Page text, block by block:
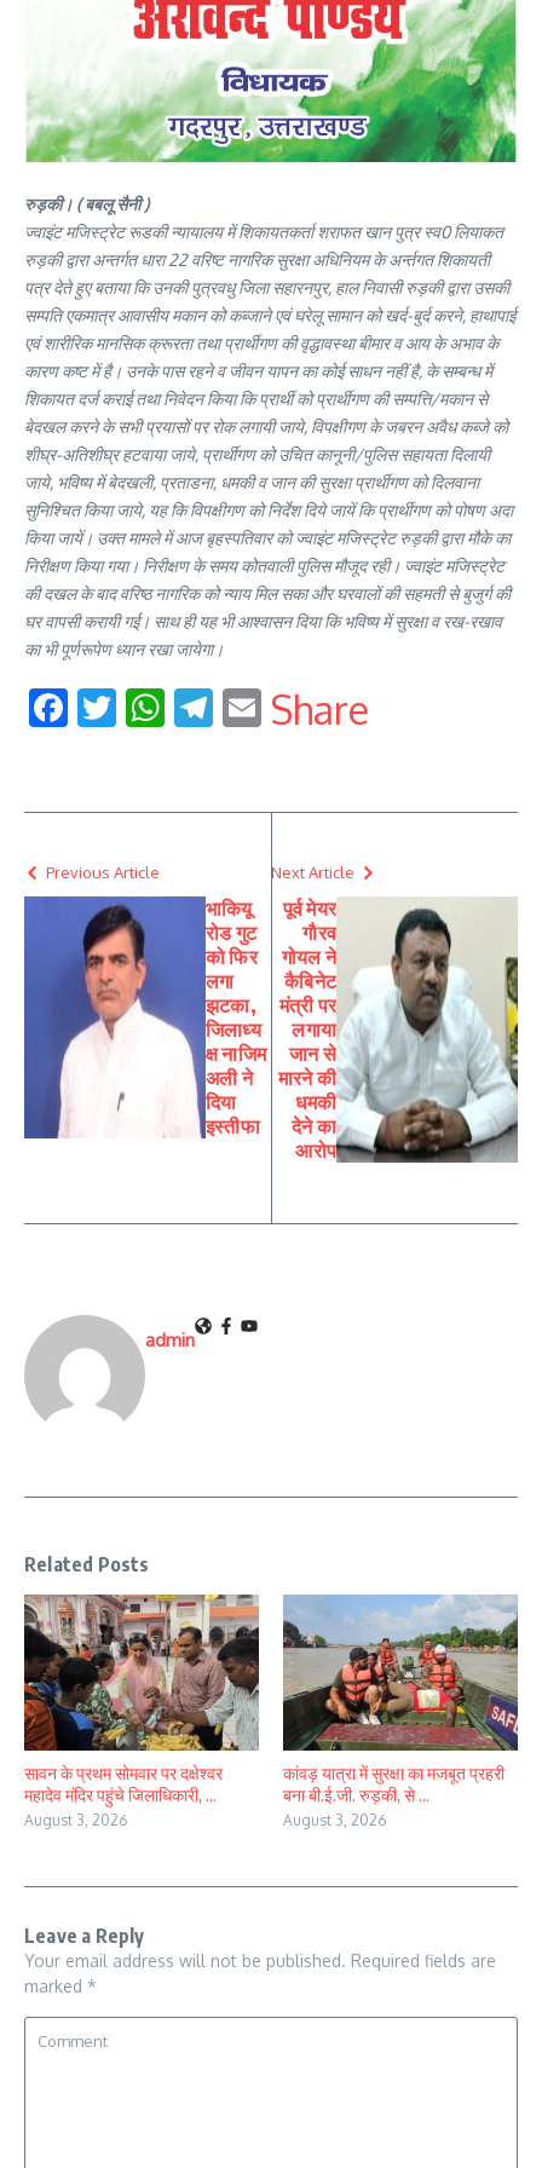
रुड़की। ( बबलू सैनी )
ज्वाइंट मजिस्ट्रेट रूडकी न्यायालय में शिकायतकर्ता शराफत खान पुत्र स्व0 लियाकत
रुड़की द्वारा अन्तर्गत धारा 22 वरिष्ट नागरिक सुरक्षा अधिनियम के अर्न्तगत शिकायती
पत्र देते हुए बताया कि उनकी पुत्रवधु जिला सहारनपुर, हाल निवासी रुड़की द्वारा उसकी
सम्पति एकमात्र आवासीय मकान को कब्जाने एवं घरेलू सामान को खर्द-बुर्द करने, हाथापाई
एवं शारीरिक मानसिक क्रूरता तथा प्रार्थीगण की वृद्धावस्था बीमार व आय के अभाव के
कारण कष्ट में है। उनके पास रहने व जीवन यापन का कोई साधन नहीं है, के सम्बन्ध में
शिकायत दर्ज कराई तथा निवेदन किया कि प्रार्थी को प्रार्थीगण की सम्पत्ति/मकान से
बेदखल करने के सभी प्रयासों पर रोक लगायी जाये, विपक्षीगण के जबरन अवैध कब्जे को
शीघ्र-अतिशीघ्र हटवाया जाये, प्रार्थीगण को उचित कानूनी/पुलिस सहायता दिलायी
जाये, भविष्य में बेदखली, प्रताडना, धमकी व जान की सुरक्षा प्रार्थीगण को दिलवाना
सुनिश्चित किया जाये, यह कि विपक्षीगण को निर्देश दिये जायें कि प्रार्थीगण को पोषण अदा
किया जायें। उक्त मामले में आज बृहस्पतिवार को ज्वाइंट मजिस्ट्रेट रुड़की द्वारा मौके का
निरीक्षण किया गया। निरीक्षण के समय कोतवाली पुलिस मौजूद रही। ज्वाइंट मजिस्ट्रेट
की दखल के बाद वरिष्ठ नागरिक को न्याय मिल सका और घरवालों की सहमती से बुजुर्ग की
घर वापसी करायी गई। साथ ही यह भी आश्वासन दिया कि भविष्य में सुरक्षा व रख-रखाव
का भी पूर्णरूपेण ध्यान रखा जायेगा।
Facebook
Twitter
WhatsApp
Telegram
Email
Share
Previous Article
भाकियू
रोड गुट
को फिर
लगा
झटका,
जिलाध्य
क्ष नाजिम
अली ने
दिया
इस्तीफा
Next Article
पूर्व मेयर
गौरव
गोयल ने
कैबिनेट
मंत्री पर
लगाया
जान से
मारने की
धमकी
देने का
आरोप
admin
Related Posts
सावन के प्रथम सोमवार पर दक्षेश्वर
महादेव मंदिर पहुंचे जिलाधिकारी, ...
August 3, 2026
कांवड़ यात्रा में सुरक्षा का मजबूत प्रहरी
बना बी.ई.जी. रुड़की, से ...
August 3, 2026
Leave a Reply
Your email address will not be published. Required fields are
marked *